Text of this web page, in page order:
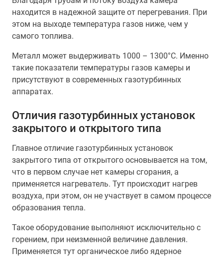
находится в надежной защите от перегревания. При
этом на выходе температура газов ниже, чем у
самого топлива.
Металл может выдерживать 1000 – 1300°С. Именно
такие показатели температуры газов камеры и
присутствуют в современных газотурбинных
аппаратах.
Отличия газотурбинных установок
закрытого и открытого типа
Главное отличие газотурбинных установок
закрытого типа от открытого основывается на том,
что в первом случае нет камеры сгорания, а
применяется нагреватель. Тут происходит нагрев
воздуха, при этом, он не участвует в самом процессе
образования тепла.
Такое оборудование выполняют исключительно с
горением, при неизменной величине давления.
Применяется тут органическое либо ядерное